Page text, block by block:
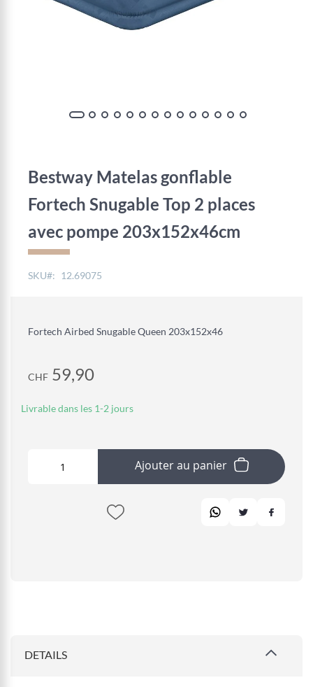
Bestway Matelas gonflable
Fortech Snugable Top 2 places
avec pompe 203x152x46cm
SKU 12.69075
Fortech Airbed Snugable Queen 203x152x46
CHF 59,90
Livrable dans les 1-2 jours
Ajouter au panier
beginning
gallery
DETAILS